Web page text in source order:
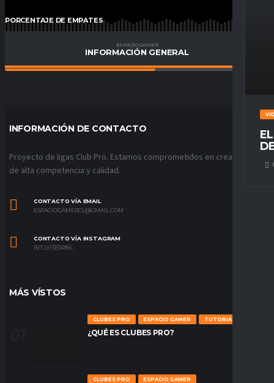
PORCENTAJE DE EMPATES
PORCENTAJE DE VICTORIAS
ESPACIO GAMER
INFORMACIÓN GENERAL
INFORMACIÓN DE CONTACTO
Proyecto de ligas Club Pro. Estamos comprometidos en crear ligas
de alta competencia y calidad.
CONTACTO VÍA EMAIL
ESPACIOGAMERCL@GMAIL.COM
CONTACTO VÍA INSTAGRAM
BIT.LY/31S1RNL
MÁS VÍSTOS
CLUBES PRO ESPACIO GAMER TUTORIALES
¿QUÉ ES CLUBES PRO?
CLUBES PRO ESPACIO GAMER